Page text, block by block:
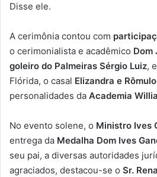
Disse ele.
A cerimônia contou com
o cerimonialista e acadêmico Dom
goleiro do Palmeiras Sérgio Luiz,
Flórida, o casal Elizandra e
personalidades da Academia
No evento solene, o Ministro Ives
entrega da Medalha Dom Ives
seu pai, a diversas autoridades
agraciados, destacou-se o Sr.